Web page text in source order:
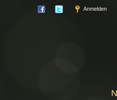
Anmelden